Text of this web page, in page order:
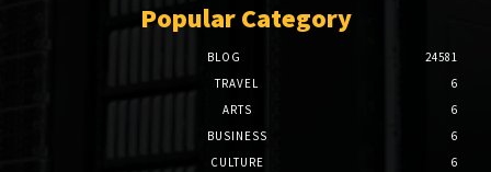
Popular Category
BLOG
24581
TRAVEL
6
ARTS
6
BUSINESS
6
CULTURE
6